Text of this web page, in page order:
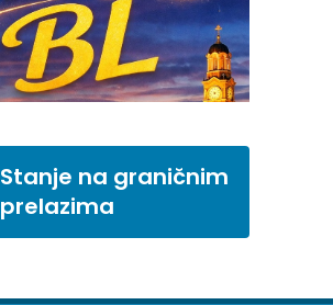
Stanje na graničnim
prelazima